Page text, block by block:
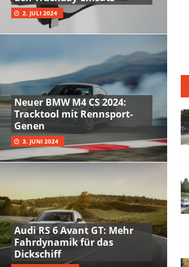
2. JULI 2024
Neuer BMW M4 CS 2024:
Tracktool mit Rennsport-
Genen
3. JUNI 2024
Audi RS 6 Avant GT: Mehr
Fahrdynamik für das
Dickschiff